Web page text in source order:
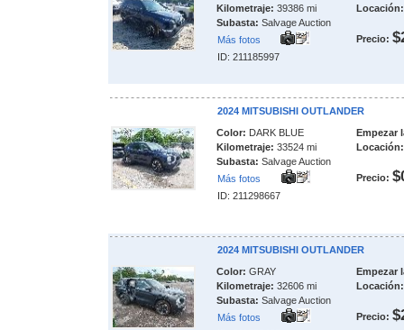
Kilometraje: 39386 mi
Subasta: Salvage Auction
Más fotos
ID: 211185997
Locación:
Precio:
2024 MITSUBISHI OUTLANDER
Color: DARK BLUE
Kilometraje: 33524 mi
Subasta: Salvage Auction
Más fotos
ID: 211298667
Empezar
Locación:
Precio:
2024 MITSUBISHI OUTLANDER
Color: GRAY
Kilometraje: 32606 mi
Subasta: Salvage Auction
Más fotos
Empezar
Locación:
Precio: